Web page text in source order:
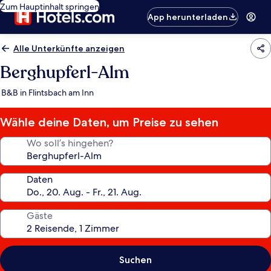
Zum Hauptinhalt springen
App herunterladen
Alle Unterkünfte anzeigen
Berghupferl-Alm
B&B in Flintsbach am Inn
Wähle deine Daten, um Preise zu sehen
Wo soll’s hingehen?
Daten
Gäste
Suchen